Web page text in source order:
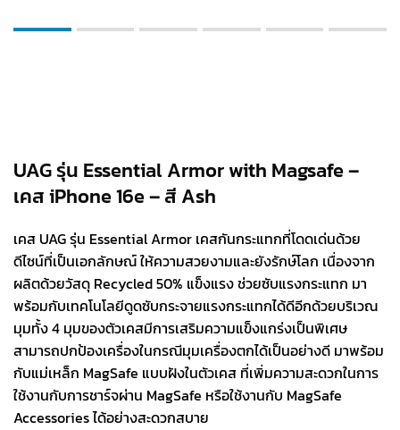
UAG รุ่น Essential Armor with Magsafe –
เคส iPhone 16e – สี Ash
เคส UAG รุ่น Essential Armor เคสกันกระแทกที่โดดเด่นด้วย
ดีไซน์ที่เป็นเอกลักษณ์ ให้ความสวยงามและยังรักษ์โลก เนื่องจาก
ผลิตด้วยวัสดุ Recycled 50% แข็งแรง ช่วยซับแรงกระแทก มา
พร้อมกับเทคโนโลยีดูดซับกระจายแรงกระแทกได้ดีอีกด้วยบริเวณ
มุมทั้ง 4 มุมของตัวเคสมีการเสริมความแข็งแกร่งเป็นพิเศษ
สามารถปกป้องเครื่องในกรณีมุมเครื่องตกได้เป็นอย่างดี มาพร้อม
กับแม่เหล็ก MagSafe แบบฝังในตัวเคส ที่เพิ่มความสะดวกในการ
ใช้งานกับการชาร์จผ่าน MagSafe หรือใช้งานกับ MagSafe
Accessories ได้อย่างสะดวกสบาย